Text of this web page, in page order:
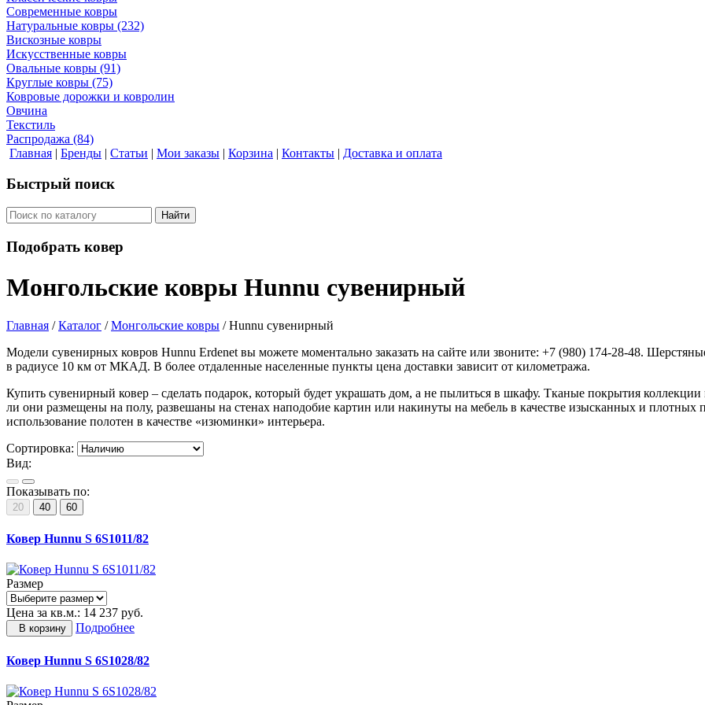
Современные ковры
Натуральные ковры (232)
Вискозные ковры
Искусственные ковры
Овальные ковры (91)
Круглые ковры (75)
Ковровые дорожки и ковролин
Овчина
Текстиль
Распродажа (84)
Главная | Бренды | Статьи | Мои заказы | Корзина | Контакты | Доставка и оплата
Быстрый поиск
Найти
Подобрать ковер
Монгольские ковры Hunnu сувенирный
Главная / Каталог / Монгольские ковры / Hunnu сувенирный
Модели сувенирных ковров Hunnu Erdenet вы можете моментально заказать на сайте или звоните: +7 (980) 174-28-48.
в радиусе 10 км от МКАД. В более отдаленные населенные пункты цена доставки зависит от километража.
Купить сувенирный ковер – сделать подарок, который будет украшать дом, а не пылиться в шкафу. Тканые покрытия коллекции
ли они размещены на полу, развешаны на стенах наподобие картин или накинуты на мебель в качестве изысканных и
использование полотен в качестве «изюминки» интерьера.
Сортировка:
Вид:
Показывать по:
20 40 60
Ковер Hunnu S 6S1011/82
Размер
Цена за кв.м.: 14 237 руб.
В корзину Подробнее
Ковер Hunnu S 6S1028/82